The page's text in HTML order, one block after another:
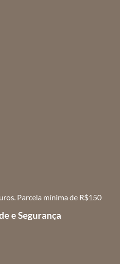
Parcela mínima de R$150
e Segurança